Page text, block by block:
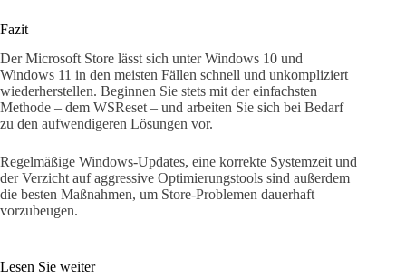
Fazit
Der Microsoft Store lässt sich unter Windows 10 und
Windows 11 in den meisten Fällen schnell und unkompliziert
wiederherstellen. Beginnen Sie stets mit der einfachsten
Methode – dem WSReset – und arbeiten Sie sich bei Bedarf
zu den aufwendigeren Lösungen vor.
Regelmäßige Windows-Updates, eine korrekte Systemzeit und
der Verzicht auf aggressive Optimierungstools sind außerdem
die besten Maßnahmen, um Store-Problemen dauerhaft
vorzubeugen.
Lesen Sie weiter